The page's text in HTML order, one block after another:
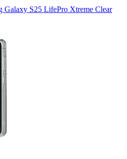
Galaxy S25 LifePro Xtreme Clear